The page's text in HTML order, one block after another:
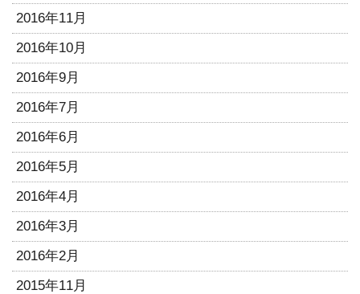
2016年11月
2016年10月
2016年9月
2016年7月
2016年6月
2016年5月
2016年4月
2016年3月
2016年2月
2015年11月